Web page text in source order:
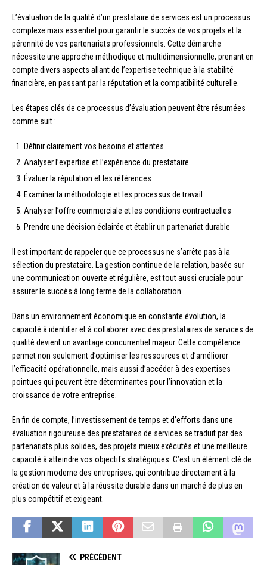
L’évaluation de la qualité d’un prestataire de services est un processus
complexe mais essentiel pour garantir le succès de vos projets et la
pérennité de vos partenariats professionnels. Cette démarche
nécessite une approche méthodique et multidimensionnelle, prenant en
compte divers aspects allant de l’expertise technique à la stabilité
financière, en passant par la réputation et la compatibilité culturelle.
Les étapes clés de ce processus d’évaluation peuvent être résumées
comme suit :
Définir clairement vos besoins et attentes
Analyser l’expertise et l’expérience du prestataire
Évaluer la réputation et les références
Examiner la méthodologie et les processus de travail
Analyser l’offre commerciale et les conditions contractuelles
Prendre une décision éclairée et établir un partenariat durable
Il est important de rappeler que ce processus ne s’arrête pas à la
sélection du prestataire. La gestion continue de la relation, basée sur
une communication ouverte et régulière, est tout aussi cruciale pour
assurer le succès à long terme de la collaboration.
Dans un environnement économique en constante évolution, la
capacité à identifier et à collaborer avec des prestataires de services de
qualité devient un avantage concurrentiel majeur. Cette compétence
permet non seulement d’optimiser les ressources et d’améliorer
l’efficacité opérationnelle, mais aussi d’accéder à des expertises
pointues qui peuvent être déterminantes pour l’innovation et la
croissance de votre entreprise.
En fin de compte, l’investissement de temps et d’efforts dans une
évaluation rigoureuse des prestataires de services se traduit par des
partenariats plus solides, des projets mieux exécutés et une meilleure
capacité à atteindre vos objectifs stratégiques. C’est un élément clé de
la gestion moderne des entreprises, qui contribue directement à la
création de valeur et à la réussite durable dans un marché de plus en
plus compétitif et exigeant.
PRÉCÉDENT